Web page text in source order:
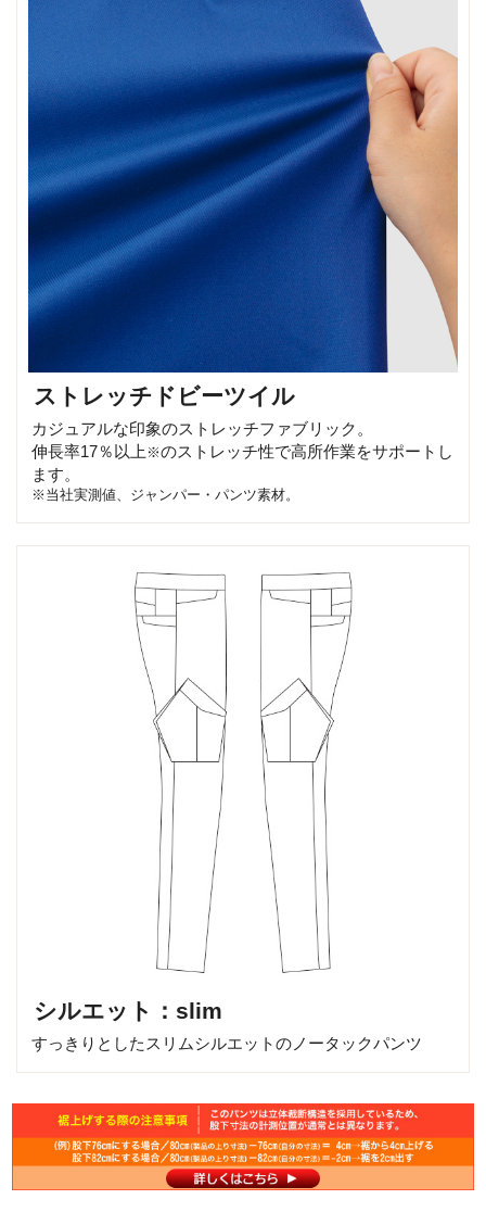
ストレッチドビーツイル
カジュアルな印象のストレッチファブリック。
伸長率17％以上 ※のストレッチ性で高所作業をサポートし
ます。
※当社実測値、ジャンパー・パンツ素材。
シルエット：slim
すっきりとしたスリムシルエットのノータックパンツ